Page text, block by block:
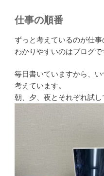
仕事の順番
ずっと考えているのが仕事
わかりやすいのはブログで
毎日書いていますから、
考えています。
朝、夕、夜とそれぞれ試し